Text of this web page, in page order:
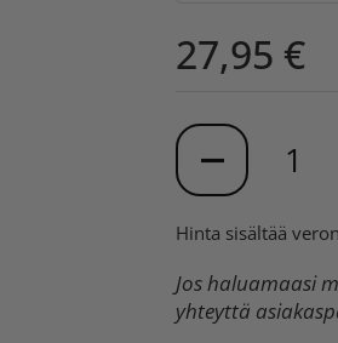
27,95 €
Määrä
Hinta sisältää
Jos haluamaasi
yhteyttä